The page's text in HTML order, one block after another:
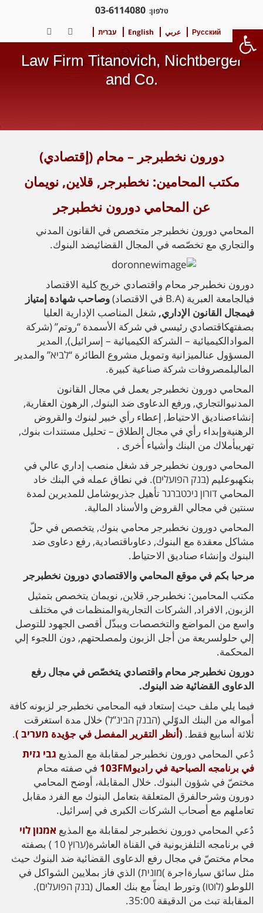
פתח סרגל נגישות
טלפון:03-6114080
Русский عربي English
עברית
Facebook
LinkedIn
Law Firm Titanovich, Nichtberger
and Co.
دورون نخطبرجر – محام (إقتصادي)
مكتب المحامين: نخطبرجر , قلاين,نويمان
عن المحامي دورون نخطبرجر
المحامي دورون نخطبرجر متخصص في القانون المدني
والتجاري مع تخصّصه في المجال القضائيضد البنوك.
دورون نخطبرجر محام واقتصادي خريج كلية الاقتصاد
فيالجامعة العبرية (B.A في الاقتصاد)
وصاحب شهادة إمتياز
فيمجال القانون الإداري, شغل المناصب الإدارية العليا
بصفتهكاقتصادي رئيسي في شركة الأسمدة “روتم” (شركة
الموادالكيميائية – الشركة الكيميائية – إسرائيل), المدير
المسؤول عنالميزانية وتمويل مشروع الطائرة “לביא” والمدير
الماليلمصروفات شركة صناعية كبيرة.
المحامي دورون نخطبرجر يعمل في مجال القانون
المدنيوالتجاري, ورفع الدعاوى ضد البنوك, الرهون العقارية,
إنشاءصناديق الاحتياط, إعطاء رأي خبير لبنوك والقروض
الرهنيةوإبداء رأي في مجال الطلاق – تحليل مستندات بنوك,
تهريبأملاك من البنك وأشياء أُخرى .
المحامي دورون نخطبرجر فد شغل منصب إداري عالي في
بنكهبوعليم (בנק הפועלים). في نطاق عمله في البنك خاد
المحامي דורון ניכטברגר تأهيل جذريوشامل للمديرين لمدة
سنتين في مجالي القروض والأسناد المالية.
المحامي دورون نخطبرجر محامي بنوك, يتخصص في حلّ
مشاكل معقدة مع البنوك, دعاوىاقتصادية, رفع دعاوى ضد
البنوك وإنشاء صناديق الاحتياط.
مرحبا بكم في موقع المحامي والاقتصادي دورون نخطبرجر
مكتب المحامين: نخطبرجر, قلاين, نويمان يتخصص بتمثيل
الزبون, الافراد, الشركات التجاريةوالمنظمات في مختلف
واسع من المواضع والتخصصات ويبذّل أقصى الجهود للتوصل
إلي حلولسريعة من أجل الزبون ولمصلحتهم, دون اللجوء إلي
المحكمة.
دورون نخطبرجر محام واقتصادي يتخصّص في مجال رفع
الدعاوى القضائية ضد البنوك.
فيما يلي ملف حيث إستعاد فيه المحامي نخطبرجر لزبونه كافة
أمواله من البنك الدوّلي (הבנק הבינ”ל) خلال مدة استغرقت
ثلاثة أسابيع فقط. (أنظر التقرير المفصل في جؤيدة מעריב ).
دُعي المحامي دورون نخطبرجر لمقابلة مع المذيع גבי גזית
في برنامجه الصباحية في راديو103FM
في صفته محام
مختصّ في شؤون البنوك. خلال المقابلة، أوضح المحامي
دورون وشرحالفرق المتعلقة بتعامل البنوك مع الفرد مقابل
تعاملهم مع أصحاب الشركات الكبرى في إسرائيل.
دُعي المحامي دورون نخطبرجر لمقابلة مع المذيع אמנון לוי
في برنامجه التلفزيونية في القناة العاشرة(ערוץ 10 ) بصفته
محام مختصّ في مجال رفع الدعاوى القضائية ضد البنوك حيث
مثل سائق سيارةاجرة )מונית) الذي فاز بملايين الشواكل في
اللوطو (לוטו) وتورط ايضاً مع بنك العمال (בנק הפועלים).
المقابلة تبث من الدقيقة 35:00.